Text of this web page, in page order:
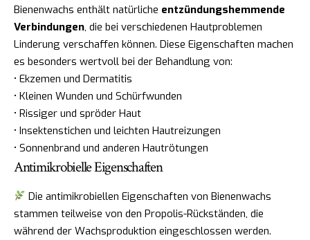
Bienenwachs enthält natürliche entzündungshemmende
Verbindungen, die bei verschiedenen Hautproblemen
Linderung verschaffen können. Diese Eigenschaften machen
es besonders wertvoll bei der Behandlung von:
• Ekzemen und Dermatitis
• Kleinen Wunden und Schürfwunden
• Rissiger und spröder Haut
• Insektenstichen und leichten Hautreizungen
• Sonnenbrand und anderen Hautrötungen
Antimikrobielle Eigenschaften
Die antimikrobiellen Eigenschaften von Bienenwachs
stammen teilweise von den Propolis-Rückständen, die
während der Wachsproduktion eingeschlossen werden.